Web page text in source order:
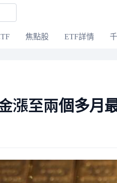
焦點股 ETF詳情
漲至兩個多月